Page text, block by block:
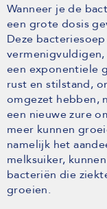
Wanneer je de
een grote dosis
Deze
een exponentiele
rust en stilstand,
omgezet hebben,
een nieuwe zure
meer kunnen
namelijk het
melksuiker,
bacteriën die
groeien.